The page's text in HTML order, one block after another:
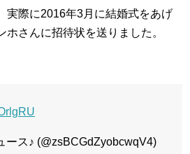
実際に2016年3月に結婚式をあげ
ホさんに招待状を送りました。
ス♪ (@zsBCGdZyobcwqV4)